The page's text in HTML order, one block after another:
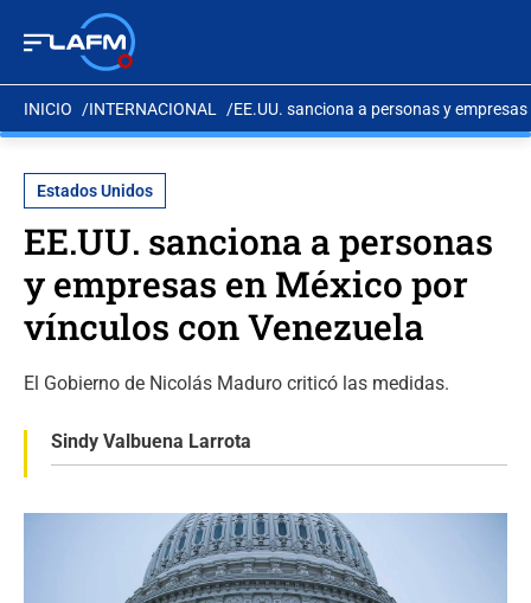
INICIO INTERNACIONAL EE.UU. sanciona a personas y
Estados Unidos
EE.UU. sanciona a personas
y empresas en México por
vínculos con Venezuela
El Gobierno de Nicolás Maduro criticó las medidas.
Sindy Valbuena Larrota